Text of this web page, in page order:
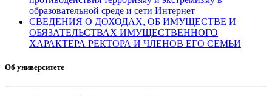
образовательной среде и сети Интернет
СВЕДЕНИЯ О ДОХОДАХ, ОБ ИМУЩЕСТВЕ И
ОБЯЗАТЕЛЬСТВАХ ИМУЩЕСТВЕННОГО
ХАРАКТЕРА РЕКТОРА И ЧЛЕНОВ ЕГО СЕМЬИ
Об университете